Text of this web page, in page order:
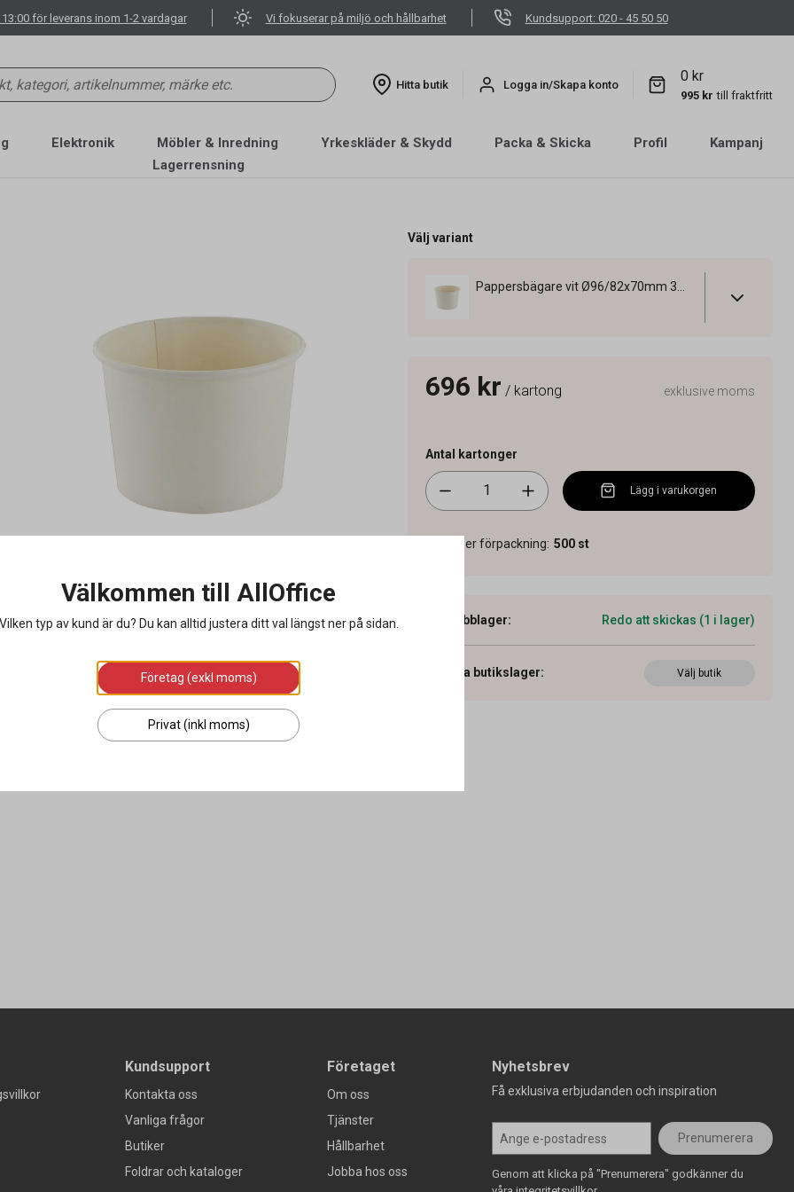
för leverans inom 1-2 vardagar Vi fokuserar på miljö och hållbarhet Kundsupport: 020 - 45 50 50
Hitta butik Logga in/Skapa konto
0 kr
995 kr till fraktfritt
Elektronik Möbler & Inredning Yrkeskläder & Skydd Packa & Skicka Profil
Kampanj
Lagerrensning
Välj variant
696 kr / kartong exklusive moms
Antal kartonger
Lägg i varukorgen
Antal per förpackning: 500 st
Webblager: Redo att skickas (1 i lager)
Visa butikslager: Välj butik
Kundsupport
Kontakta oss
Vanliga frågor
Butiker
Foldrar och kataloger
Företaget
Om oss
Tjänster
Hållbarhet
Jobba hos oss
Nyhetsbrev
Få exklusiva erbjudanden och inspiration
Prenumerera
Genom att klicka på "Prenumerera" godkänner du
Välkommen till AllOffice
Vilken typ av kund är du? Du kan alltid justera ditt val längst ner på sidan.
Företag (exkl moms)
Privat (inkl moms)